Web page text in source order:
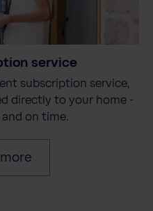
service
subscription service,
directly to your home -
on time.